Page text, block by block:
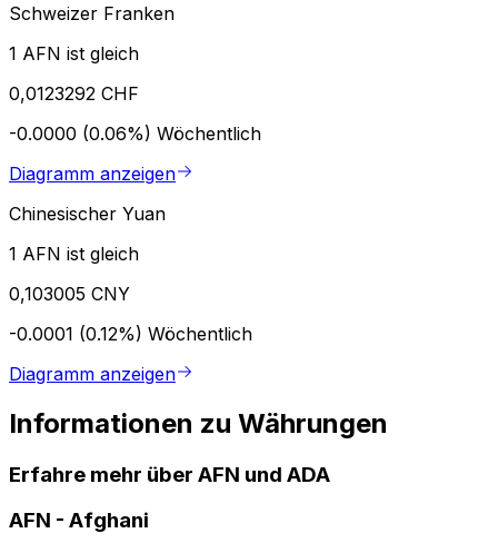
Schweizer Franken
1 AFN ist gleich
0,0123292 CHF
-0.0000 (0.06%) Wöchentlich
Diagramm anzeigen
Chinesischer Yuan
1 AFN ist gleich
0,103005 CNY
-0.0001 (0.12%) Wöchentlich
Diagramm anzeigen
Informationen zu Währungen
Erfahre mehr über AFN und ADA
AFN - Afghani